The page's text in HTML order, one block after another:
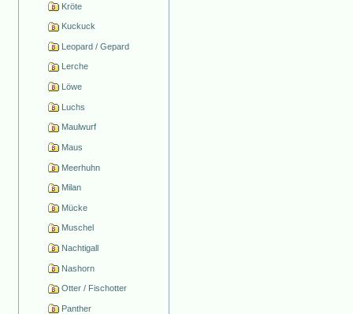
Kröte
Kuckuck
Leopard / Gepard
Lerche
Löwe
Luchs
Maulwurf
Maus
Meerhuhn
Milan
Mücke
Muschel
Nachtigall
Nashorn
Otter / Fischotter
Panther